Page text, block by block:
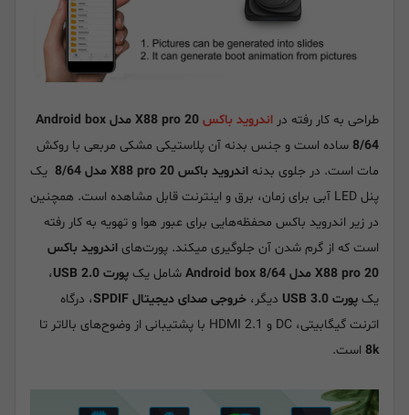
طراحی به کار رفته در اندروید باکس
X88 pro 20 مدل Android box
8/64 ساده است و جنس بدنه آن پلاستیکی مشکی مربعی با روکش
مات است. در جلوی بدنه اندروید باکس X88 pro 20 مدل 8/64
یک
پنل LED آبی برای زمان، برق و اینترنت قابل مشاهده است. همچنین
در زیر اندروید باکس محفظه‌هایی برای عبور هوا و تهویه به کار رفته
است که از گرم شدن آن جلوگیری میکند. پورت‌های اندروید باکس
X88 pro 20 مدل Android box 8/64
شامل یک پورت USB 2.0
،
یک پورت USB 3.0 دیگر، خروجی صدای دیجیتال SPDIF
، درگاه
اترنت گیگابیتی، DC و HDMI 2.1 با پشتیبانی از وضوح‌های بالاتر تا
8k است.